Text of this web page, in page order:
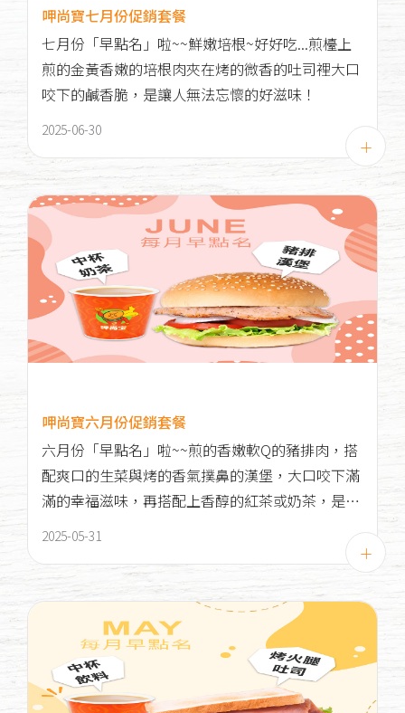
呷尚寶七月份促銷套餐
七月份「早點名」啦~~鮮嫩培根~好好吃...煎檯上
煎的金黃香嫩的培根肉夾在烤的微香的吐司裡大口
咬下的鹹香脆，是讓人無法忘懷的好滋味！
2025-06-30
呷尚寶六月份促銷套餐
六月份「早點名」啦~~煎的香嫩軟Q的豬排肉，搭
配爽口的生菜與烤的香氣撲鼻的漢堡，大口咬下滿
滿的幸福滋味，再搭配上香醇的紅茶或奶茶，是一
2025-05-31